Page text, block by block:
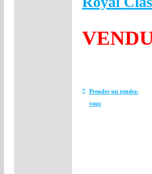
Prendre un rendez-
vous